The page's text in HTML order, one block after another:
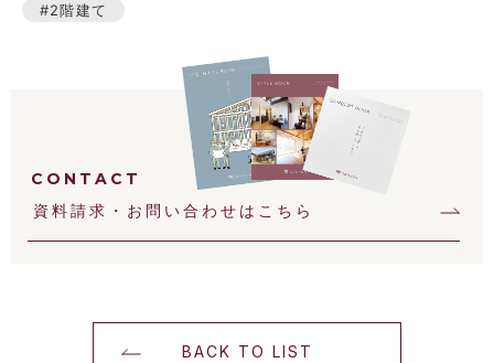
2階建て
CONTACT
資料請求・お問い合わせはこちら
BACK TO LIST